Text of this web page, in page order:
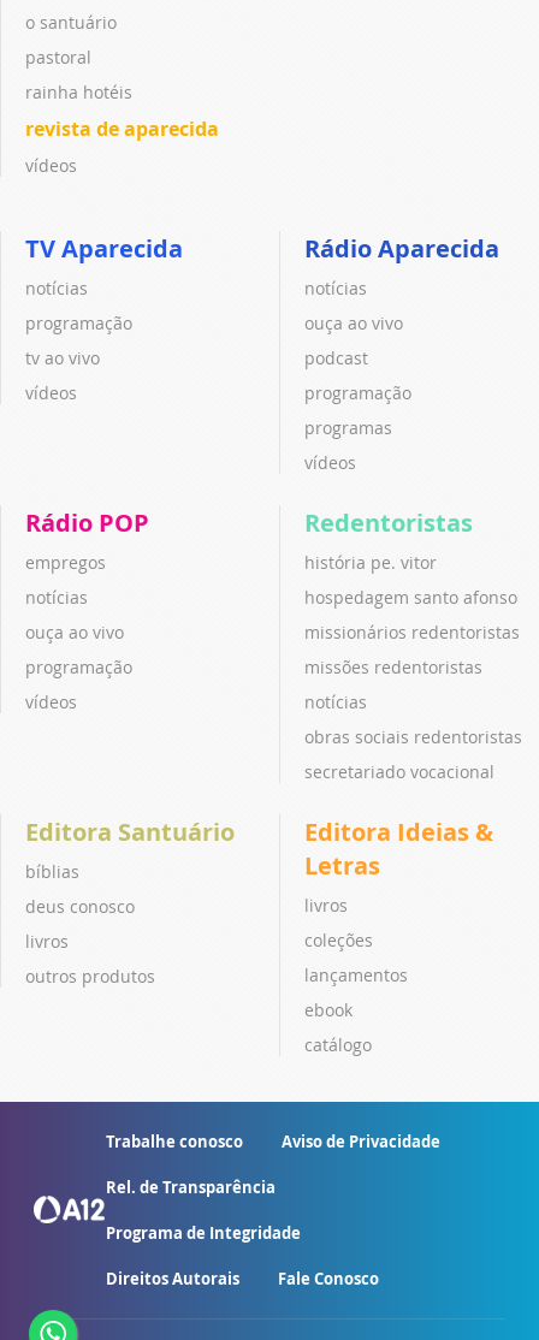
o santuário
pastoral
rainha hotéis
revista de aparecida
vídeos
TV Aparecida
notícias
programação
tv ao vivo
vídeos
Rádio Aparecida
notícias
ouça ao vivo
podcast
programação
programas
vídeos
Rádio POP
empregos
notícias
ouça ao vivo
programação
vídeos
Redentoristas
história pe. vitor
hospedagem santo afonso
missionários redentoristas
missões redentoristas
notícias
obras sociais redentoristas
secretariado vocacional
Editora Santuário
bíblias
deus conosco
livros
outros produtos
Editora Ideias &
Letras
livros
coleções
lançamentos
ebook
catálogo
Trabalhe conosco Aviso de Privacidade
Rel. de Transparência
Programa de Integridade
Direitos Autorais Fale Conosco